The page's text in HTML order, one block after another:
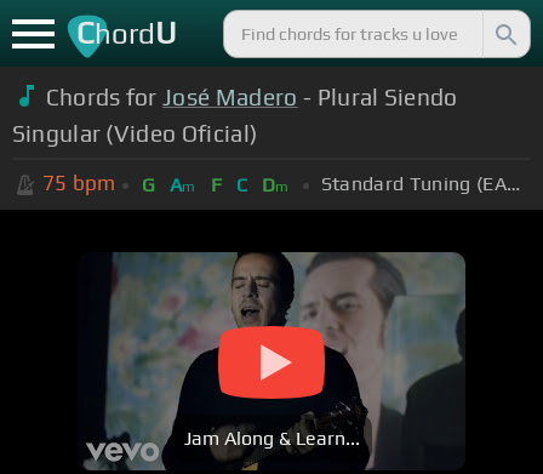
ChordU
Chords forJosé Madero - Plural Siendo
Singular (Video Oficial)
75 bpm G Am F C Dm Standard Tuning (EADGBE)
Jam Along & Learn...